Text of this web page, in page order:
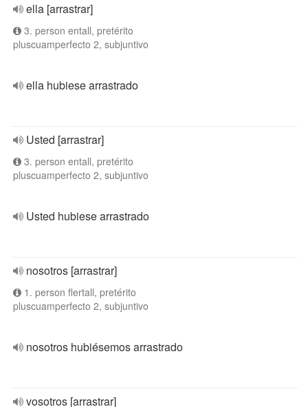
ella [arrastrar]
3. person entall, pretérito
pluscuamperfecto 2, subjuntivo
ella hubiese arrastrado
Usted [arrastrar]
3. person entall, pretérito
pluscuamperfecto 2, subjuntivo
Usted hubiese arrastrado
nosotros [arrastrar]
1. person flertall, pretérito
pluscuamperfecto 2, subjuntivo
nosotros hubiésemos arrastrado
vosotros [arrastrar]